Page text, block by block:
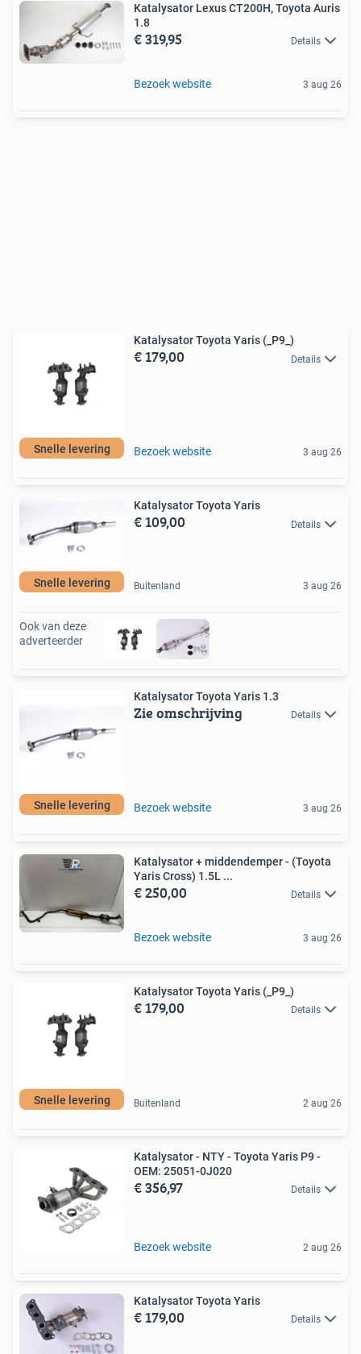
Katalysator Lexus CT200H, Toyota Auris
1.8
€ 319,95 Details
Bezoek website 3 aug 26
Snelle levering
Katalysator Toyota Yaris (_P9_)
€ 179,00 Details
Bezoek website 3 aug 26
Snelle levering
Katalysator Toyota Yaris
€ 109,00 Details
Buitenland 3 aug 26
Ook van deze
adverteerder
Snelle levering
Katalysator Toyota Yaris 1.3
Zie omschrijving Details
Bezoek website 3 aug 26
Katalysator + middendemper - (Toyota
Yaris Cross) 1.5L ...
€ 250,00 Details
Bezoek website 3 aug 26
Snelle levering
Katalysator Toyota Yaris (_P9_)
€ 179,00 Details
Buitenland 2 aug 26
Katalysator - NTY - Toyota Yaris P9 -
OEM: 25051-0J020
€ 356,97 Details
Bezoek website 2 aug 26
Katalysator Toyota Yaris
€ 179,00 Details